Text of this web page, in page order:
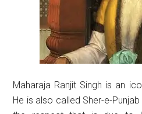
Maharaja Ranjit Singh is an
He is also called Sher-e-